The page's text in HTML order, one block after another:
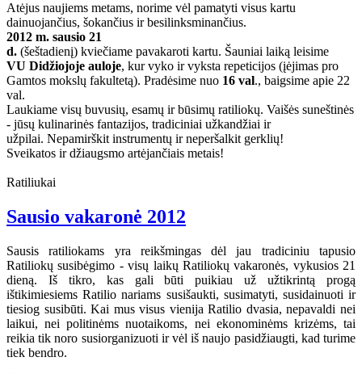
Atėjus naujiems metams, norime vėl pamatyti visus kartu
dainuojančius, šokančius ir besilinksminančius.
2012 m. sausio 21
d. (šeštadienį) kviečiame pavakaroti kartu. Šauniai laiką leisime
VU Didžiojoje auloje, kur vyko ir vyksta repeticijos (įėjimas pro
Gamtos mokslų fakultetą). Pradėsime nuo 16 val., baigsime apie 22
val.
Laukiame visų buvusių, esamų ir būsimų ratiliokų. Vaišės suneštinės
- jūsų kulinarinės fantazijos, tradiciniai užkandžiai ir
užpilai. Nepamirškit instrumentų ir neperšalkit gerklių!
Sveikatos ir džiaugsmo artėjančiais metais!
Ratiliukai
Sausio vakaronė 2012
Sausis ratiliokams yra reikšmingas dėl jau tradiciniu tapusio
Ratiliokų susibėgimo - visų laikų Ratiliokų vakaronės, vykusios 21
dieną. Iš tikro, kas gali būti puikiau už užtikrintą progą
ištikimiesiems Ratilio nariams susišaukti, susimatyti, susidainuoti ir
tiesiog susibūti. Kai mus visus vienija Ratilio dvasia, nepavaldi nei
laikui, nei politinėms nuotaikoms, nei ekonominėms krizėms, tai
reikia tik noro susiorganizuoti ir vėl iš naujo pasidžiaugti, kad turime
tiek bendro.